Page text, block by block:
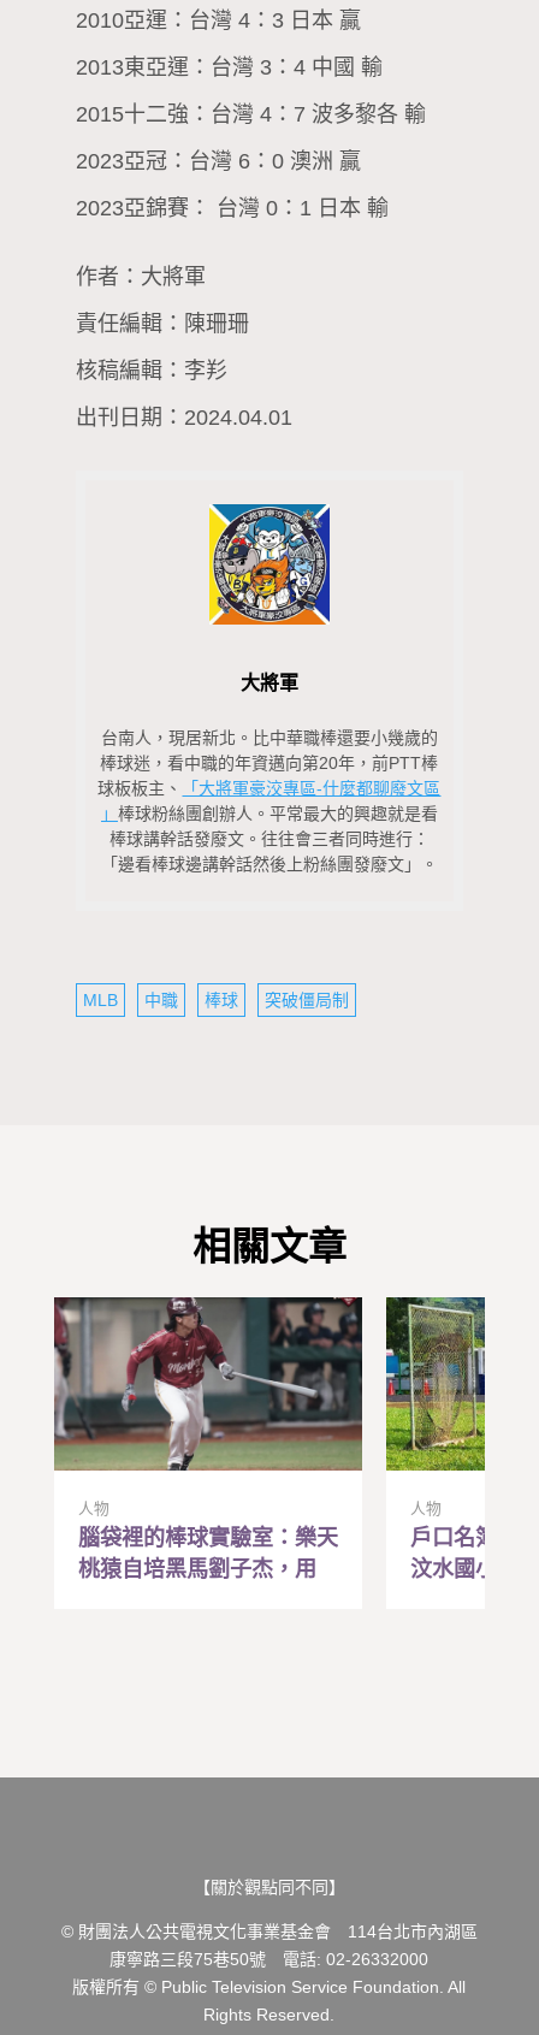
2010亞運：台灣 4：3 日本 贏
2013東亞運：台灣 3：4 中國 輸
2015十二強：台灣 4：7 波多黎各 輸
2023亞冠：台灣 6：0 澳洲 贏
2023亞錦賽： 台灣 0：1 日本 輸
作者：大將軍
責任編輯：陳珊珊
核稿編輯：李羏
出刊日期：2024.04.01
大將軍
台南人，現居新北。比中華職棒還要小幾歲的
棒球迷，看中職的年資邁向第20年，前PTT棒
球板板主、
「大將軍豪洨專區-什麼都聊廢文區
」 棒球粉絲團創辦人。平常最大的興趣就是看
棒球講幹話發廢文。往往會三者同時進行：
「邊看棒球邊講幹話然後上粉絲團發廢文」。
MLB 中職 棒球 突破僵局制
相關文章
人物
腦袋裡的棒球實驗室：樂天
桃猿自培黑馬劉子杰，用
人物
戶口名簿下
汶水國小棒
【關於觀點同不同】
© 財團法人公共電視文化事業基金會 114台北市內湖區
康寧路三段75巷50號 電話: 02-26332000
版權所有 © Public Television Service Foundation. All
Rights Reserved.